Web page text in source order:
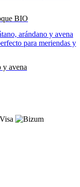
BIO
y avena